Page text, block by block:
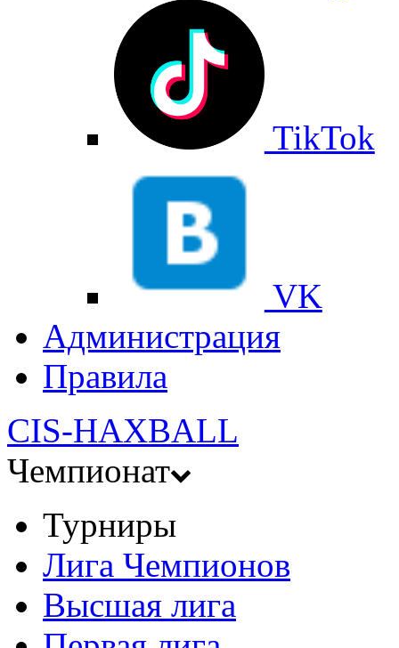
TikTok
VK
Администрация
Правила
CIS-HAXBALL
Чемпионат
Турниры
Лига Чемпионов
Высшая лига